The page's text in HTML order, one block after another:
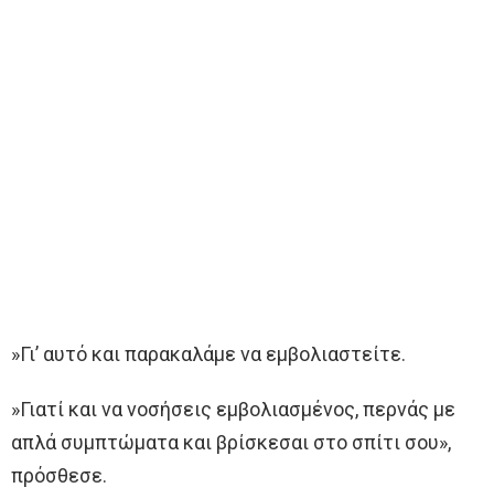
»Γι’ αυτό και παρακαλάμε να εμβολιαστείτε.
»Γιατί και να νοσήσεις εμβολιασμένος, περνάς με
απλά συμπτώματα και βρίσκεσαι στο σπίτι σου»,
πρόσθεσε.